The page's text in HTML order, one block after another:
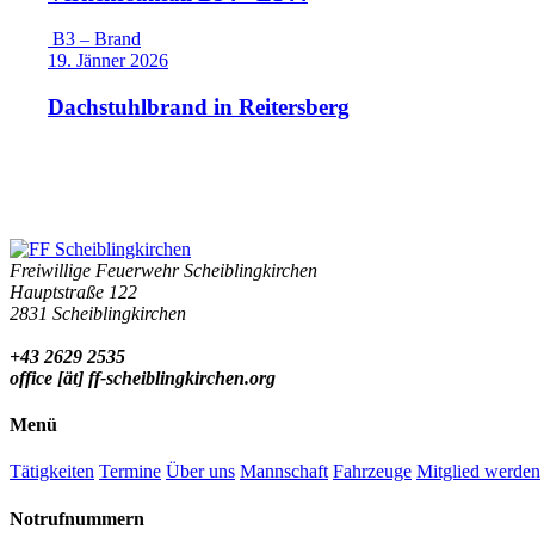
B3 – Brand
19. Jänner 2026
Dachstuhlbrand in Reitersberg
Freiwillige Feuerwehr Scheiblingkirchen
Hauptstraße 122
2831 Scheiblingkirchen
+43 2629 2535
office [ät] ff-scheiblingkirchen.org
Menü
Tätigkeiten Termine Über uns Mannschaft Fahrzeuge Mitglied werden
Notrufnummern